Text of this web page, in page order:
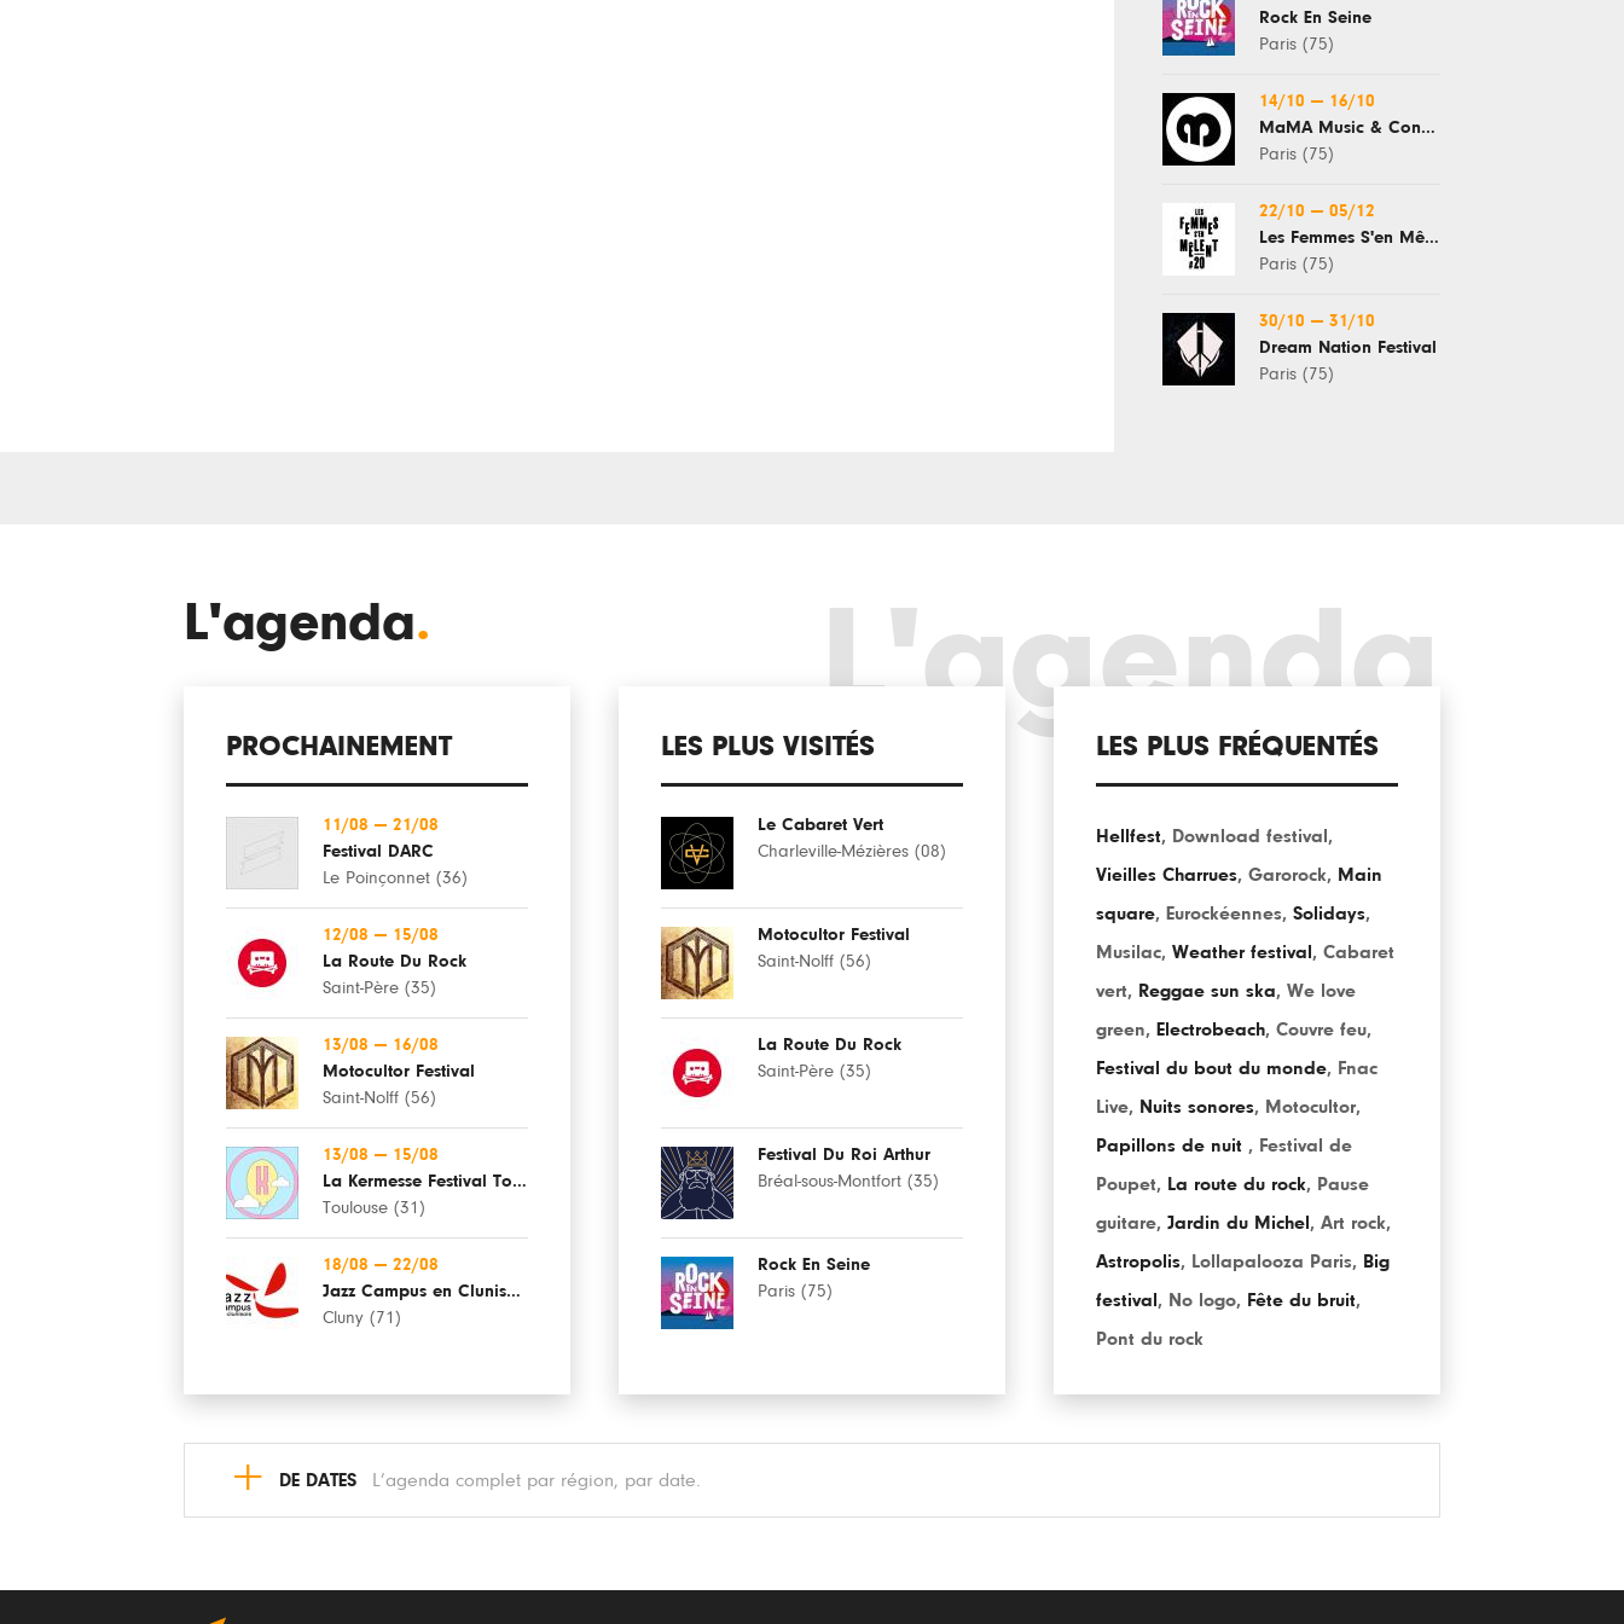
Rock En Seine
Paris (75)
14/10 — 16/10
MaMA Music & Convention
Paris (75)
22/10 — 05/12
Les Femmes S'en Mêlent
Paris (75)
30/10 — 31/10
Dream Nation Festival
Paris (75)
L'agenda. L'agenda
PROCHAINEMENT
11/08 — 21/08
Festival DARC
Le Poinçonnet (36)
12/08 — 15/08
La Route Du Rock
Saint-Père (35)
13/08 — 16/08
Motocultor Festival
Saint-Nolff (56)
13/08 — 15/08
La Kermesse Festival Toulouse
Toulouse (31)
18/08 — 22/08
Jazz Campus en Clunisois
Cluny (71)
LES PLUS VISITÉS
Le Cabaret Vert
Charleville-Mézières (08)
Motocultor Festival
Saint-Nolff (56)
La Route Du Rock
Saint-Père (35)
Festival Du Roi Arthur
Bréal-sous-Montfort (35)
Rock En Seine
Paris (75)
LES PLUS FRÉQUENTÉS
Hellfest, Download festival ,
Vieilles Charrues, Garorock, Main
square, Eurockéennes, Solidays,
Musilac, Weather festival , Cabaret
vert, Reggae sun ska, We love
green, Electrobeach, Couvre feu,
Festival du bout du monde, Fnac
Live, Nuits sonores, Motocultor,
Papillons de nuit , Festival de
Poupet, La route du rock, Pause
guitare, Jardin du Michel , Art rock,
Astropolis, Lollapalooza Paris, Big
festival , No logo, Fête du bruit,
Pont du rock
+ DE DATES L’agenda complet par région, par date.